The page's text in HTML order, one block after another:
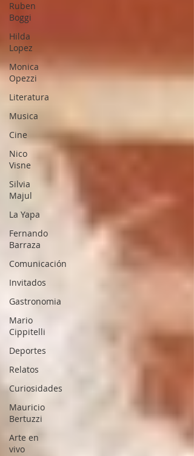
Ruben
Boggi
Hilda
Lopez
Monica
Opezzi
Literatura
Musica
Cine
Nico
Visne
Silvia
Majul
La Yapa
Fernando
Barraza
Comunicación
Invitados
Gastronomia
Mario
Cippitelli
Deportes
Relatos
Curiosidades
Mauricio
Bertuzzi
Arte en
vivo